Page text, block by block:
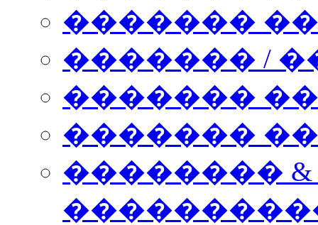
�������
������� /
�������
������� ���
��������